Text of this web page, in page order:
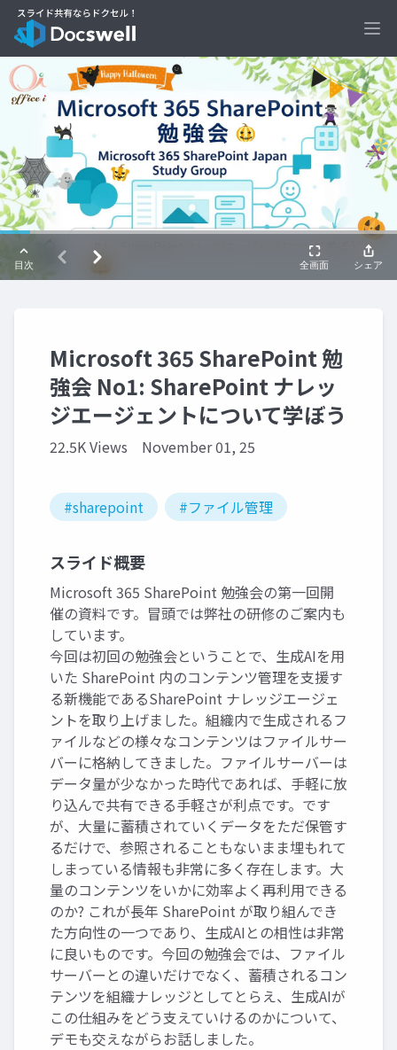
Microsoft 365 SharePoint 勉
強会 No1: SharePoint ナレッ
ジエージェントについて学ぼう
22.5K Views November 01, 25
#sharepoint #ファイル管理
スライド概要
Microsoft 365 SharePoint 勉強会の第一回開
催の資料です。冒頭では弊社の研修のご案内も
しています。
今回は初回の勉強会ということで、生成AIを用
いた SharePoint 内のコンテンツ管理を支援す
る新機能であるSharePoint ナレッジエージェ
ントを取り上げました。組織内で生成されるフ
ァイルなどの様々なコンテンツはファイルサー
バーに格納してきました。ファイルサーバーは
データ量が少なかった時代であれば、手軽に放
り込んで共有できる手軽さが利点です。です
が、大量に蓄積されていくデータをただ保管す
るだけで、参照されることもないまま埋もれて
しまっている情報も非常に多く存在します。大
量のコンテンツをいかに効率よく再利用できる
のか? これが長年 SharePoint が取り組んでき
た方向性の一つであり、生成AIとの相性は非常
に良いものです。今回の勉強会では、ファイル
サーバーとの違いだけでなく、蓄積されるコン
テンツを組織ナレッジとしてとらえ、生成AIが
この仕組みをどう支えていけるのかについて、
デモも交えながらお話しました。